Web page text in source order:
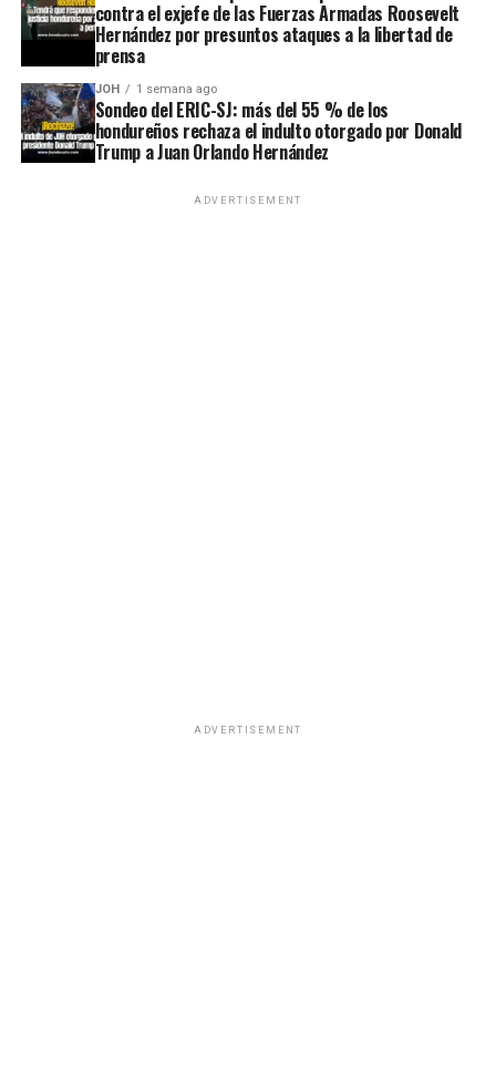
contra el exjefe de las Fuerzas Armadas Roosevelt
Hernández por presuntos ataques a la libertad de
prensa
JOH 1 semana ago
Sondeo del ERIC-SJ: más del 55 % de los
hondureños rechaza el indulto otorgado por Donald
Trump a Juan Orlando Hernández
ADVERTISEMENT
ADVERTISEMENT